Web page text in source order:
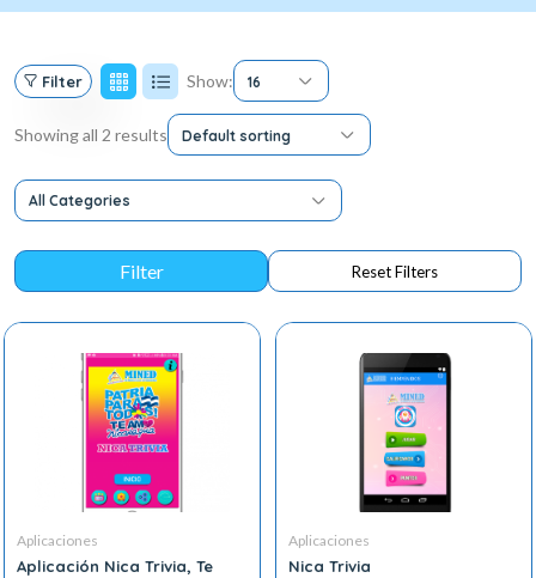
Filter Show: 16
Showing all 2 results Default sorting
All Categories
Aplicaciones
Aplicación Nica Trivia, Te
Aplicaciones
Nica Trivia